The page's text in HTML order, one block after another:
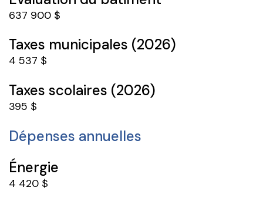
637 900 $
Taxes municipales (2026)
4 537 $
Taxes scolaires (2026)
395 $
Dépenses annuelles
Énergie
4 420 $